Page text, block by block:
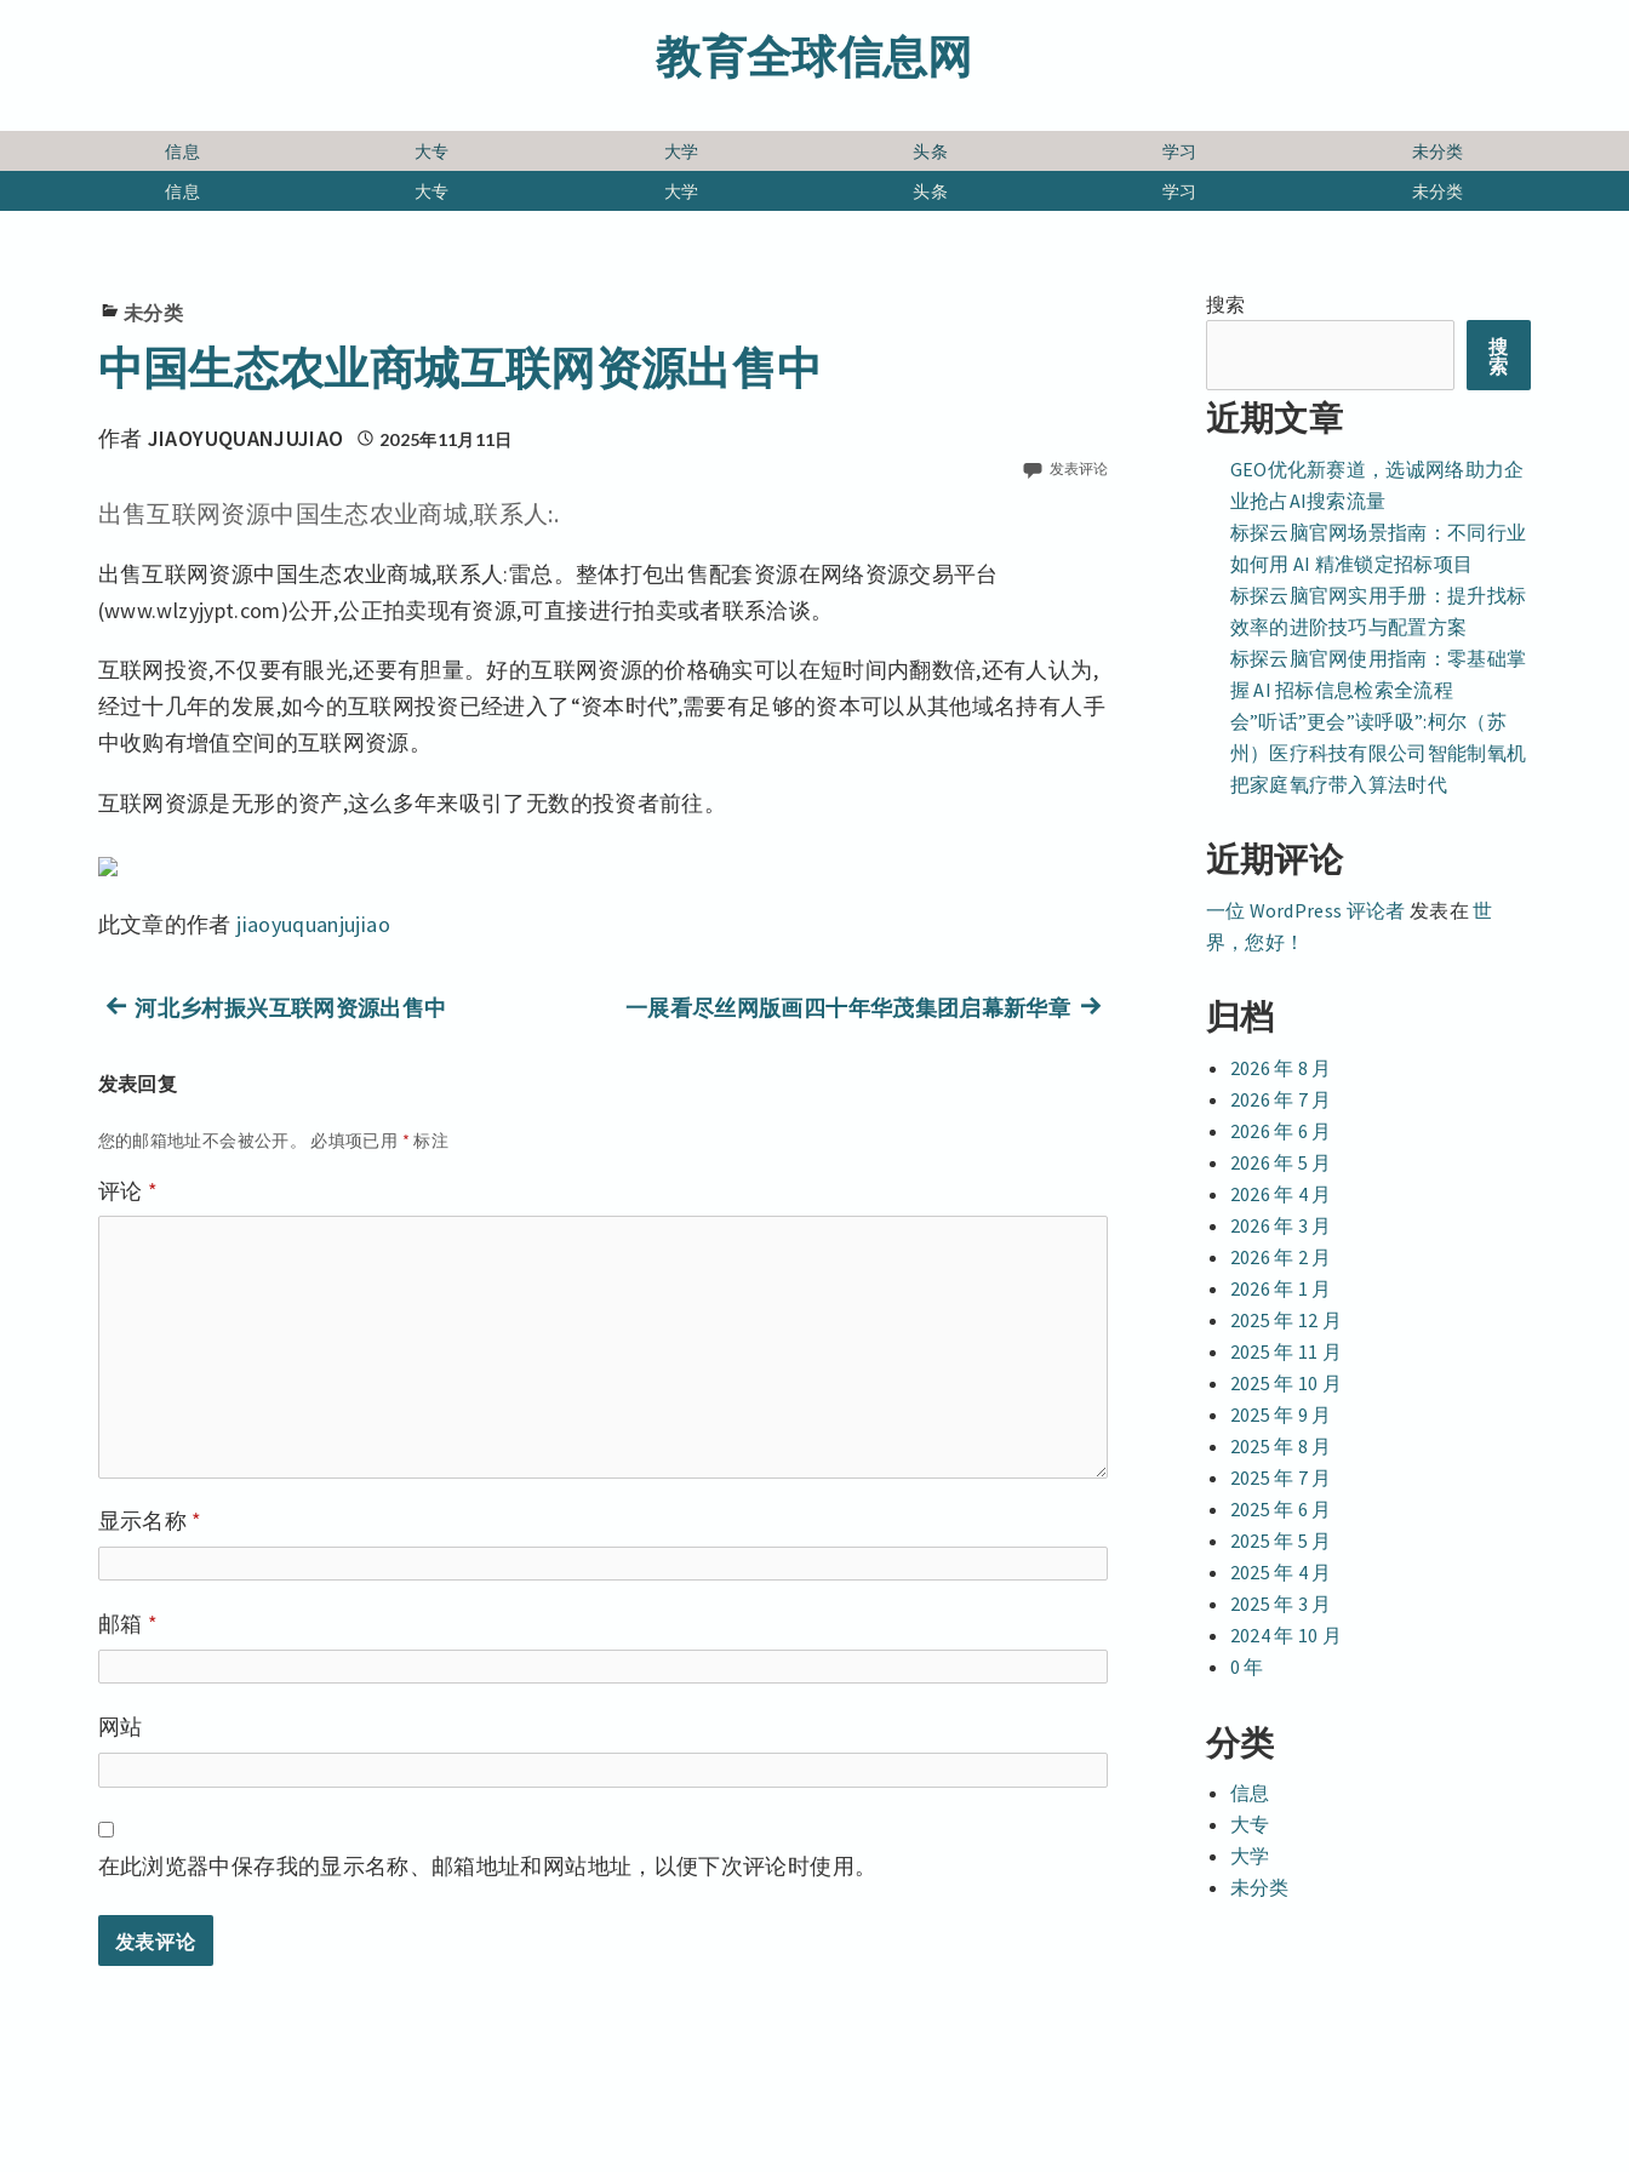
教育全球信息网
信息 大专 大学 头条 学习 未分类
信息 大专 大学 头条 学习 未分类
未分类
中国生态农业商城互联网资源出售中
作者 JIAOYUQUANJUJIAO 2025年11月11日
发表评论
出售互联网资源中国生态农业商城,联系人:.
出售互联网资源中国生态农业商城,联系人:雷总。整体打包出售配套资源在网络资源交易平台
(www.wlzyjypt.com)公开,公正拍卖现有资源,可直接进行拍卖或者联系洽谈。
互联网投资,不仅要有眼光,还要有胆量。好的互联网资源的价格确实可以在短时间内翻数倍,还有人认为,
经过十几年的发展,如今的互联网投资已经进入了“资本时代”,需要有足够的资本可以从其他域名持有人手
中收购有增值空间的互联网资源。
互联网资源是无形的资产,这么多年来吸引了无数的投资者前往。
此文章的作者 jiaoyuquanjujiao
文
航
上
文
河北乡村振兴互联网资源出售中 一展看尽丝网版画四十年华茂集团启幕新华章下
发表回复
您的邮箱地址不会被公开。 必填项已用 * 标注
评论 *
显示名称 *
邮箱 *
网站
在此浏览器中保存我的显示名称、邮箱地址和网站地址，以便下次评论时使用。
搜索
搜
索
近期文章
GEO优化新赛道，选诚网络助力企
业抢占AI搜索流量
标探云脑官网场景指南：不同行业
如何用 AI 精准锁定招标项目
标探云脑官网实用手册：提升找标
效率的进阶技巧与配置方案
标探云脑官网使用指南：零基础掌
握 AI 招标信息检索全流程
会”听话”更会”读呼吸”:柯尔（苏
州）医疗科技有限公司智能制氧机
把家庭氧疗带入算法时代
近期评论
一位 WordPress 评论者 发表在世
界，您好！
归档
2026 年 8 月
2026 年 7 月
2026 年 6 月
2026 年 5 月
2026 年 4 月
2026 年 3 月
2026 年 2 月
2026 年 1 月
2025 年 12 月
2025 年 11 月
2025 年 10 月
2025 年 9 月
2025 年 8 月
2025 年 7 月
2025 年 6 月
2025 年 5 月
2025 年 4 月
2025 年 3 月
2024 年 10 月
0 年
分类
信息
大专
大学
未分类